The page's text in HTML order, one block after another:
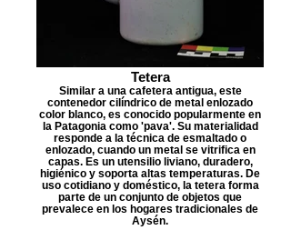
Tetera
Similar a una cafetera antigua, este
contenedor cilíndrico de metal enlozado
color blanco, es conocido popularmente en
la Patagonia como 'pava'. Su materialidad
responde a la técnica de esmaltado o
enlozado, cuando un metal se vitrifica en
capas. Es un utensilio liviano, duradero,
higiénico y soporta altas temperaturas. De
uso cotidiano y doméstico, la tetera forma
parte de un conjunto de objetos que
prevalece en los hogares tradicionales de
Aysén.